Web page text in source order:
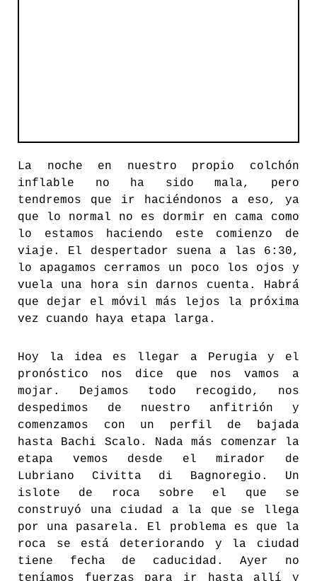
La noche en nuestro propio colchón
inflable no ha sido mala, pero
tendremos que ir haciéndonos a eso, ya
que lo normal no es dormir en cama como
lo estamos haciendo este comienzo de
viaje. El despertador suena a las 6:30,
lo apagamos cerramos un poco los ojos y
vuela una hora sin darnos cuenta. Habrá
que dejar el móvil más lejos la próxima
vez cuando haya etapa larga.
Hoy la idea es llegar a Perugia y el
pronóstico nos dice que nos vamos a
mojar. Dejamos todo recogido, nos
despedimos de nuestro anfitrión y
comenzamos con un perfil de bajada
hasta Bachi Scalo. Nada más comenzar la
etapa vemos desde el mirador de
Lubriano Civitta di Bagnoregio. Un
islote de roca sobre el que se
construyó una ciudad a la que se llega
por una pasarela. El problema es que la
roca se está deteriorando y la ciudad
tiene fecha de caducidad. Ayer no
teníamos fuerzas para ir hasta allí y